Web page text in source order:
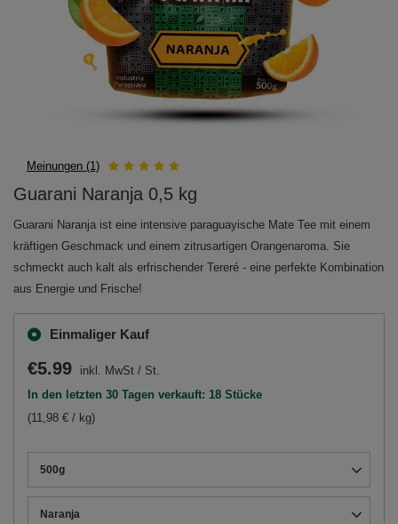
Meinungen (1)
Guarani Naranja 0,5 kg
Guarani Naranja ist eine intensive paraguayische Mate Tee mit einem
kräftigen Geschmack und einem zitrusartigen Orangenaroma. Sie
schmeckt auch kalt als erfrischender Tereré - eine perfekte Kombination
aus Energie und Frische!
Einmaliger Kauf
500g
Naranja
€5.99 inkl. MwSt / St.
In den letzten 30 Tagen verkauft: 18 Stücke
(11,98 € / kg)